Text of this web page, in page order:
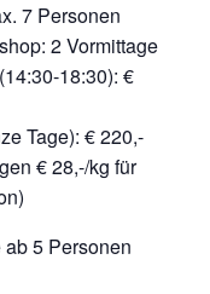
7 Personen
2 Vormittage
18:30): €
Tage): € 220,-
€ 28,-/kg für
5 Personen